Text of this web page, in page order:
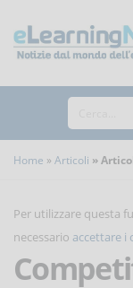
Home Articoli
Per utilizzare questa
necessario accettare i